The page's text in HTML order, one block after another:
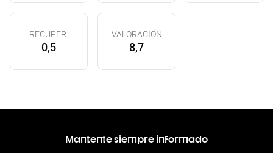
RECUPER.
0,5
VALORACIÓN
8,7
Mantente siempre informado